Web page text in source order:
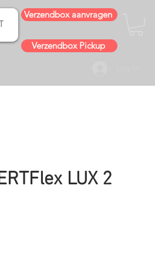
Verzendbox aanvragen
Verzendbox Pickup
LUX 2